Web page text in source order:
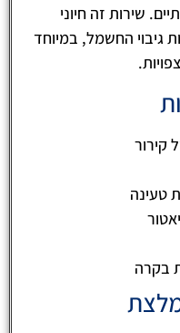
שירות זה חיוני
גיבוי החשמל, במיוחד
קירור
טעינה
בקרה